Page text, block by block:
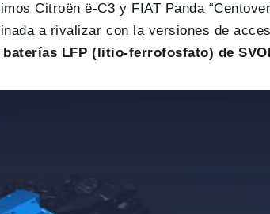
Citroën ë-C3 y FIAT Panda
a rivalizar con la versiones de
baterías LFP (litio-ferrofosfato) de